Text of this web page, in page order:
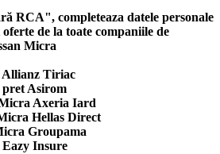
RCA", completeaza datele personale
de la toate companiile de
Micra
Allianz Tiriac
Asirom
Axeria Iard
Hellas Direct
Groupama
Insure